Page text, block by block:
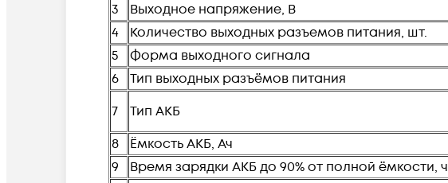
3
Выходное напряжение, В
4
Количество выходных разъемов питания, шт.
5
Форма выходного сигнала
6
Тип выходных разъёмов питания
7
Тип АКБ
8
Ёмкость АКБ, Ач
9
Время зарядки АКБ до 90% от полной ёмкости, ч